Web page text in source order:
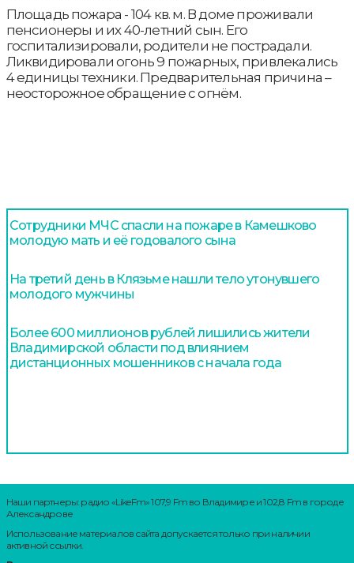
Площадь пожара - 104 кв. м. В доме проживали
пенсионеры и их 40-летний сын. Его
госпитализировали, родители не пострадали.
Ликвидировали огонь 9 пожарных, привлекались
4 единицы техники. Предварительная причина –
неосторожное обращение с огнём.
Сотрудники МЧС спасли на пожаре в Камешково
молодую мать и её годовалого сына
На третий день в Клязьме нашли тело утонувшего
молодого мужчины
Более 600 миллионов рублей лишились жители
Владимирской области под влиянием
дистанционных мошенников с начала года
Наши партнеры: радио «LikeFm» 107,9 Fm во Владимире и 102,8 Fm в городе
Александрове
Использование материалов сайта допускается только при наличии
активной ссылки.